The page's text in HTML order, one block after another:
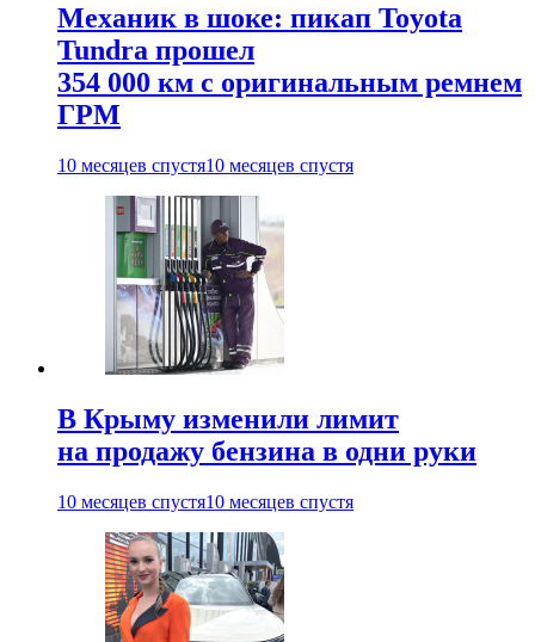
Механик в шоке: пикап Toyota
Tundra прошел
354 000 км с оригинальным ремнем
ГРМ
10 месяцев спустя10 месяцев спустя
В Крыму изменили лимит
на продажу бензина в одни руки
10 месяцев спустя10 месяцев спустя